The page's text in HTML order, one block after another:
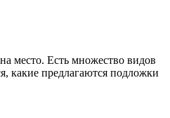
место. Есть множество видов
какие предлагаются подложки